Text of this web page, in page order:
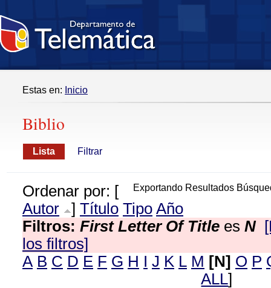
Estas en: Inicio
Biblio
Lista Filtrar
Exportando Resultados
Ordenar por: [
Autor
] Título Tipo Año
Filtros: First Letter Of Title es N
los filtros]
A B C D E F G H I J K L M [N] O P
ALL]